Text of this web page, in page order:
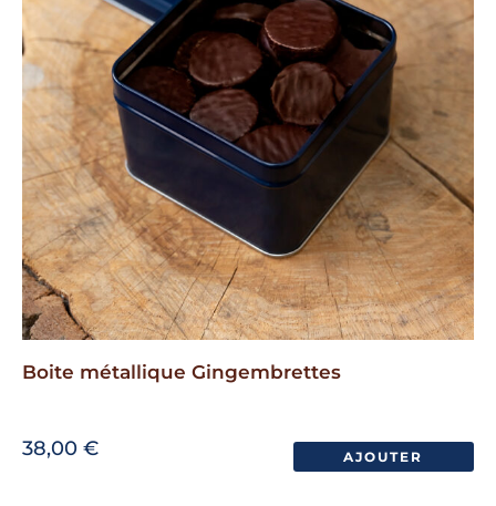
Boite métallique Gingembrettes
38,00 € AJOUTER